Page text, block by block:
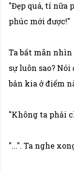
"Đẹp quá, tí nữa
phúc mới được!"
Ta bất mãn nhìn
sự luôn sao?
bản kia ở điểm
"Không ta phải
"...". Ta nghe